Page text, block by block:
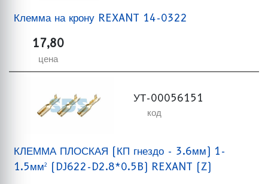
Клемма на крону REXANT 14-0322
17,80
цена
УТ-00056151
код
КЛЕММА ПЛОСКАЯ (КП гнездо - 3.6мм) 1-
1.5мм² (DJ622-D2.8*0.5B) REXANT (Z)